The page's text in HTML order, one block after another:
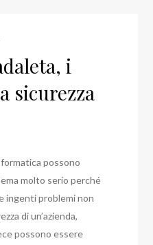
i
sicurezza
possono
molto serio perché
ingenti problemi non
di un’azienda,
possono essere